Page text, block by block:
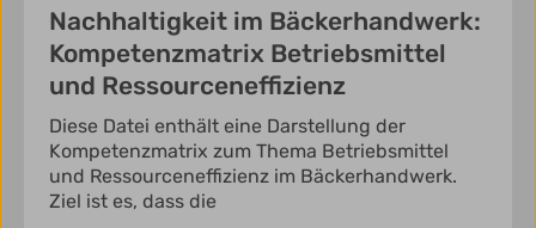
Nachhaltigkeit im Bäckerhandwerk:
Kompetenzmatrix Betriebsmittel
und Ressourceneffizienz
Diese Datei enthält eine Darstellung der
Kompetenzmatrix zum Thema Betriebsmittel
und Ressourceneffizienz im Bäckerhandwerk.
Ziel ist es, dass die